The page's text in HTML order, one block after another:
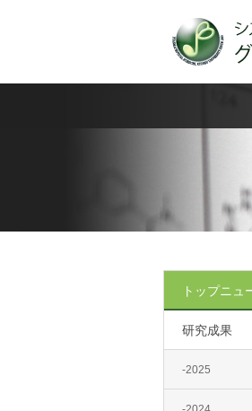
トップニュ
研究成果
-2025